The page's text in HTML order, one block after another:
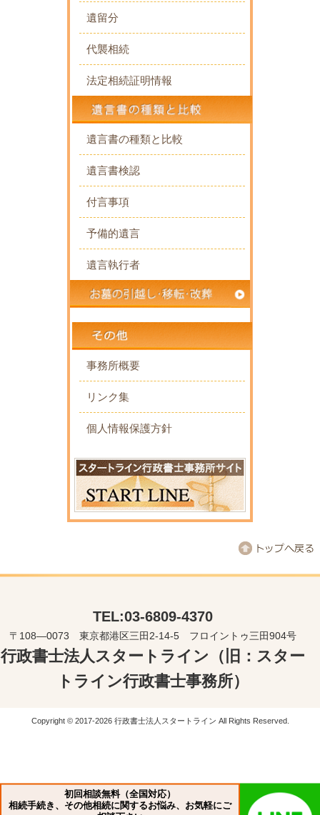
遺留分
代襲相続
法定相続証明情報
遺言書の種類と比較
遺言書検認
付言事項
予備的遺言
遺言執行者
事務所概要
リンク集
個人情報保護方針
TEL:03-6809-4370
〒108―0073 東京都港区三田2-14-5 フロイントゥ三田904号
行政書士法人スタートライン（旧：スター
トライン行政書士事務所）
Copyright © 2017-2026 行政書士法人スタートライン All Rights Reserved.
初回相談無料（全国対応）
相続手続き、その他相続に関するお悩み、お気軽にご